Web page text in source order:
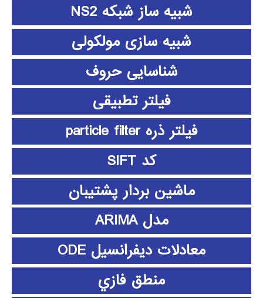
شبیه ساز شبکه NS2
شبیه سازی مولکولی
شناسایی حروف
فیلتر تطبیقی
فیلتر ذره particle filter
کد SIFT
ماشین بردار پشتیبان
مدل ARIMA
معادلات دیفرانسیل ODE
منطق فازي